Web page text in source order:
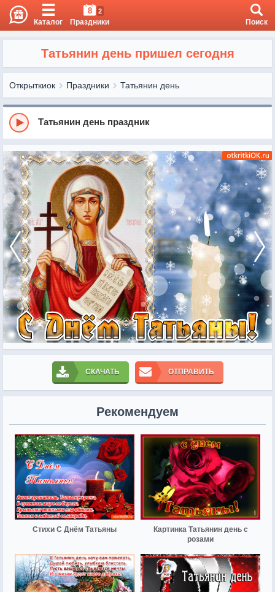
Каталог
8 2
Праздники Поиск
Татьянин день пришел сегодня
Открыткиок Праздники Татьянин день
Татьянин день праздник
СКАЧАТЬ ОТПРАВИТЬ
Рекомендуем
Стихи С Днём Татьяны
Картинка Татьянин день с
розами